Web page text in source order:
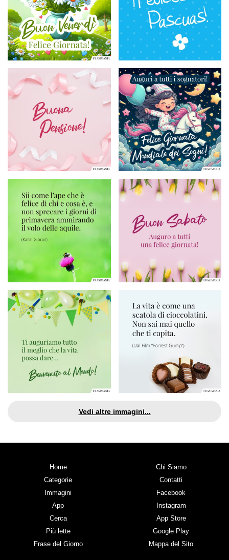
Vedi altre immagini...
Home
Categorie
Immagini
App
Cerca
Più lette
Frase del Giorno
Chi Siamo
Contatti
Facebook
Instagram
App Store
Google Play
Mappa del Sito